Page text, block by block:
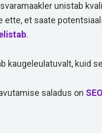
unistab
ette, et saate
.
kaugeleulatuvalt, kuid
saladus on SEO